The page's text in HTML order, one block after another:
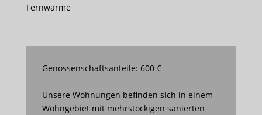
Fernwärme
Genossenschaftsanteile: 600 €
Unsere Wohnungen befinden sich in einem
Wohngebiet mit mehrstöckigen sanierten